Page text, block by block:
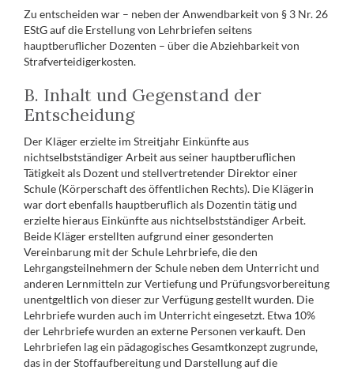
Zu entscheiden war – neben der Anwendbarkeit von § 3 Nr. 26
EStG auf die Erstellung von Lehrbriefen seitens
hauptberuflicher Dozenten – über die Abziehbarkeit von
Strafverteidigerkosten.
B. Inhalt und Gegenstand der
Entscheidung
Der Kläger erzielte im Streitjahr Einkünfte aus
nichtselbstständiger Arbeit aus seiner hauptberuflichen
Tätigkeit als Dozent und stellvertretender Direktor einer
Schule (Körperschaft des öffentlichen Rechts). Die Klägerin
war dort ebenfalls hauptberuflich als Dozentin tätig und
erzielte hieraus Einkünfte aus nichtselbstständiger Arbeit.
Beide Kläger erstellten aufgrund einer gesonderten
Vereinbarung mit der Schule Lehrbriefe, die den
Lehrgangsteilnehmern der Schule neben dem Unterricht und
anderen Lernmitteln zur Vertiefung und Prüfungsvorbereitung
unentgeltlich von dieser zur Verfügung gestellt wurden. Die
Lehrbriefe wurden auch im Unterricht eingesetzt. Etwa 10%
der Lehrbriefe wurden an externe Personen verkauft. Den
Lehrbriefen lag ein pädagogisches Gesamtkonzept zugrunde,
das in der Stoffaufbereitung und Darstellung auf die